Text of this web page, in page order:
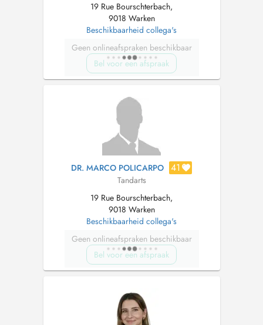
19 Rue Bourschterbach,
9018 Warken
Beschikbaarheid collega's
Geen onlineafspraken beschikbaar
Bel voor een afspraak
DR. MARCO POLICARPO 41
Tandarts
19 Rue Bourschterbach,
9018 Warken
Beschikbaarheid collega's
Geen onlineafspraken beschikbaar
Bel voor een afspraak